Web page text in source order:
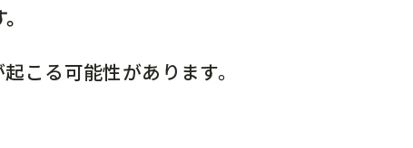
こる可能性があります。